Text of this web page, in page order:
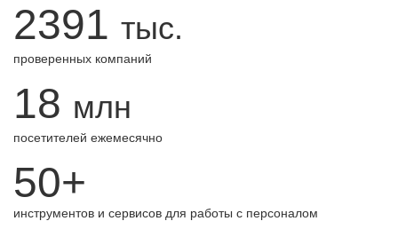
2391 тыс.
проверенных компаний
18 млн
посетителей ежемесячно
50+
инструментов и сервисов для работы с персоналом